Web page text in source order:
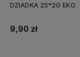
DZIADKA 25*2G EKO
9,90 zł